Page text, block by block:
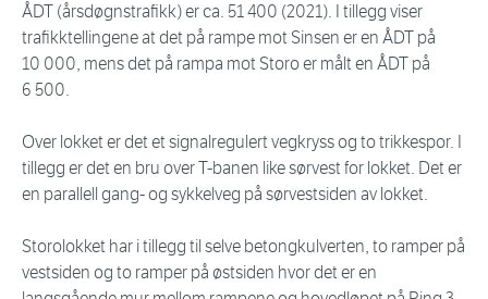
ÅDT (årsdøgnstrafikk) er ca. 51 400 (2021). I tillegg viser
trafikktellingene at det på rampe mot Sinsen er en ÅDT på
10 000, mens det på rampa mot Storo er målt en ÅDT på
6 500.
Over lokket er det et signalregulert vegkryss og to trikkespor. I
tillegg er det en bru over T-banen like sørvest for lokket. Det er
en parallell gang- og sykkelveg på sørvestsiden av lokket.
Storolokket har i tillegg til selve betongkulverten, to ramper på
vestsiden og to ramper på østsiden hvor det er en